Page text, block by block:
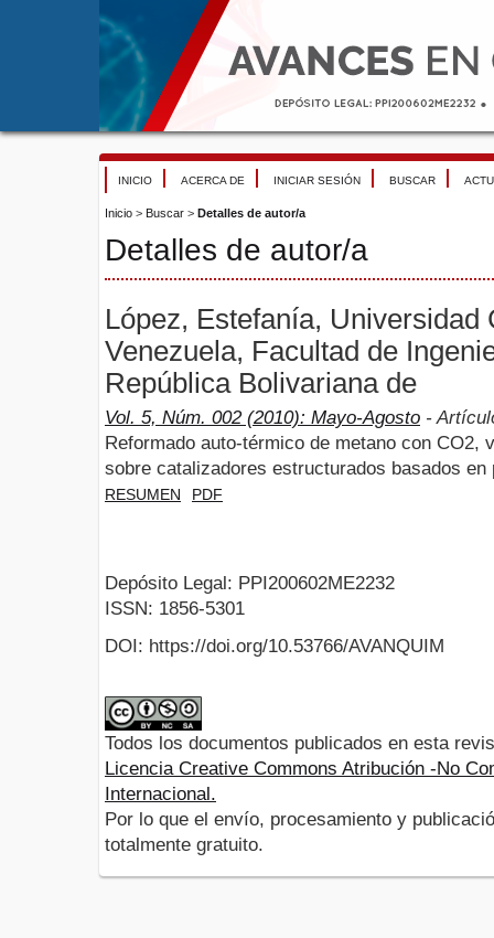
INICIO ACERCA DE INICIAR SESIÓN BUSCAR
Inicio > Buscar > Detalles de autor/a
Detalles de autor/a
López, Estefanía, Universidad
Venezuela, Facultad de
República Bolivariana de
Vol. 5, Núm. 002 (2010): Mayo-Agosto -
Reformado auto-térmico de metano con CO2,
sobre catalizadores estructurados basados en
RESUMEN PDF
Depósito Legal: PPI200602ME2232
ISSN: 1856-5301
DOI: https://doi.org/10.53766/AVANQUIM
Todos los documentos publicados en esta
Licencia Creative Commons Atribución -No
Internacional.
Por lo que el envío, procesamiento y
totalmente gratuito.